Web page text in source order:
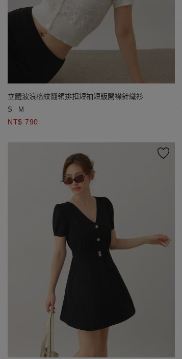
立體波浪格紋翻領排扣短袖短版開襟針織衫
S M
NT$ 790